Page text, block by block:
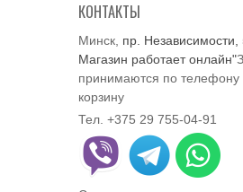
КОНТАКТЫ
Минск, пр. Независимости,
Магазин работает онлайн"
принимаются по телефону
корзину
Тел. +375 29 755-04-91